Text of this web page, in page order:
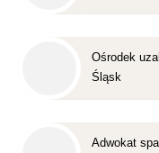
Ośrodek
Śląsk
Adwokat